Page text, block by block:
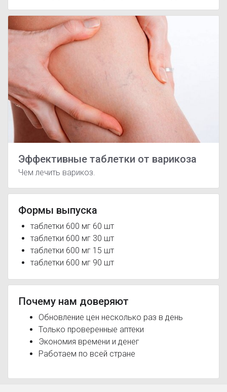
Эффективные таблетки от варикоза
Чем лечить варикоз.
Формы выпуска
таблетки 600 мг 60 шт
таблетки 600 мг 30 шт
таблетки 600 мг 15 шт
таблетки 600 мг 90 шт
Почему нам доверяют
Обновление цен несколько раз в день
Только проверенные аптеки
Экономия времени и денег
Работаем по всей стране